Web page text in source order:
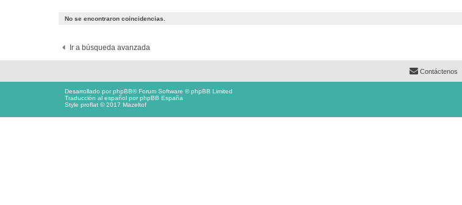
No se encontraron coincidencias.
Ir a búsqueda avanzada
Contáctenos
Desarrollado porphpBB® Forum Software © phpBB Limited
Traducción al español porphpBB España
Style proflat © 2017 Mazeltof